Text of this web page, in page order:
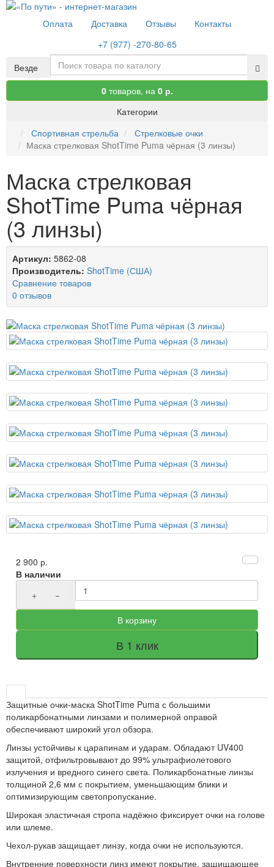
Оплата Доставка Отзывы
Контакты
+7 (977) -270-80-65
Везде
0товаров, на 0 р.
Категории
Спортивная стрельба
Стрелковые очки
Маска стрелковая ShotTime Puma чёрная (3 линзы)
Маска стрелковая
ShotTime Puma чёрная
(3 линзы)
Артикул: 5862-08
Производитель: ShotTime (США)
Сравнение товаров
0 отзывов
2 900 р.
В наличии
+
−
В корзину
В 1 клик
Защитные очки-маска ShotTime Puma с большими
поликарбонатными линзами и полимерной оправой
обеспечивают широкий угол обзора.
Линзы устойчивы к царапинам и ударам. Обладают UV400
защитой, отфильтровывают до 99% ультрафиолетового
излучения и вредного синего света. Поликарбонатные линзы
толщиной 2,6 мм с покрытием, уменьшающим блики и
оптимизирующим светопропускание.
Широкая эластичная стропа надёжно фиксирует очки на голове
или шлеме.
Чехол-рукав защищает линзу, когда очки не используются.
Внутренние поверхности линз имеют покрытие, защищающее